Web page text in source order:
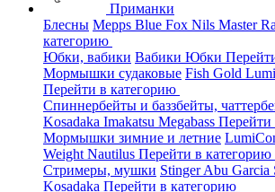
Приманки
Блесны Mepps Blue Fox Nils Master
категорию
Юбки, вабики Вабики Юбки
Мормышки судаковые Fish Gold
Перейти в категорию
Спиннербейты и баззбейты,
Kosadaka Imakatsu Megabass Перейти
Мормышки зимние и летние
Weight Nautilus Перейти в категорию
Стримеры, мушки StingerAbu Garcia
Kosadaka Перейти в категорию